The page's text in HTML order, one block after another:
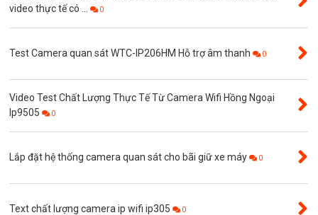
video thực tế có ...
0
Test Camera quan sát WTC-IP206HM Hỗ trợ âm thanh 0
Video Test Chất Lượng Thực Tế Từ Camera Wifi Hồng Ngoại
Ip9505
0
Lắp đặt hệ thống camera quan sát cho bãi giữ xe máy 0
Text chất lượng camera ip wifi ip305 0